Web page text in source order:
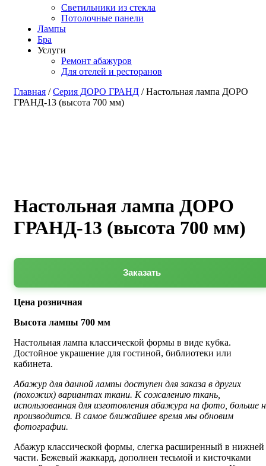
Светильники из стекла
Потолочные панели
Лампы
Бра
Услуги
Ремонт абажуров
Для отелей и ресторанов
Главная /Серия ДОРО ГРАНД / Настольная лампа ДОРО
ГРАНД-13 (высота 700 мм)
Настольная лампа ДОРО
ГРАНД-13 (высота 700 мм)
Заказать
Цена розничная
Высота лампы 700 мм
Настольная лампа классической формы в виде кубка.
Достойное украшение для гостиной, библиотеки или
кабинета.
Абажур для данной лампы доступен для заказа в других
(похожих) вариантах ткани. К сожалению ткань,
использованная для изготовления абажура на фото, больше
производится. В самое ближайшее время мы обновим
фотографии.
Абажур классической формы, слегка расширенный в нижней
части. Бежевый жаккард, дополнен тесьмой и кисточками